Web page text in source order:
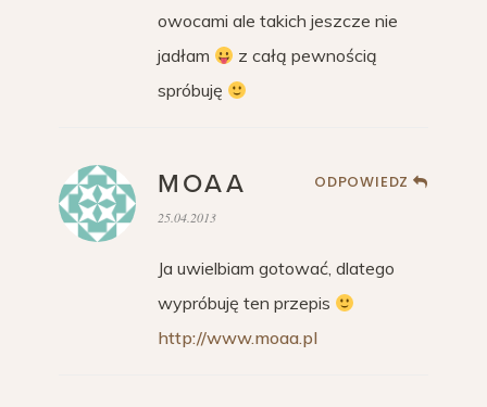
owocami ale takich jeszcze nie
jadłam
z całą pewnością
spróbuję
MOAA ODPOWIEDZ
25.04.2013
Ja uwielbiam gotować, dlatego
wypróbuję ten przepis
http://www.moaa.pl